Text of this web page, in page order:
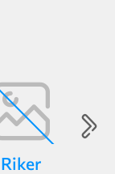
Riker